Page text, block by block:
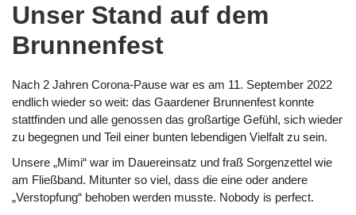
Unser Stand auf dem
Brunnenfest
Nach 2 Jahren Corona-Pause war es am 11. September 2022
endlich wieder so weit: das Gaardener Brunnenfest konnte
stattfinden und alle genossen das großartige Gefühl, sich wieder
zu begegnen und Teil einer bunten lebendigen Vielfalt zu sein.
Unsere „Mimi“ war im Dauereinsatz und fraß Sorgenzettel wie
am Fließband. Mitunter so viel, dass die eine oder andere
„Verstopfung“ behoben werden musste. Nobody is perfect.